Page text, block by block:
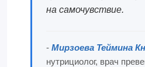
на самочувствие.
- Мирзоева Теймина
нутрициолог, врач